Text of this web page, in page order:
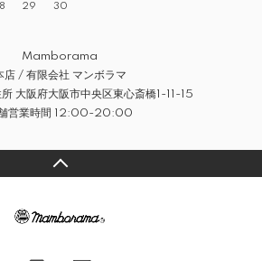
29 30
Mamborama
店 / 有限会社 マンボラマ
大阪府大阪市中央区東心斎橋1-11-15
営業時間 12:00-20:00